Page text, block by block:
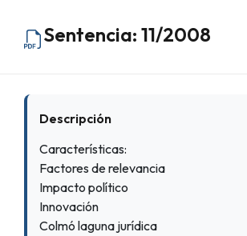
Sentencia: 11/2008
Descripción
Características:
Factores de relevancia
Impacto político
Innovación
Colmó laguna jurídica